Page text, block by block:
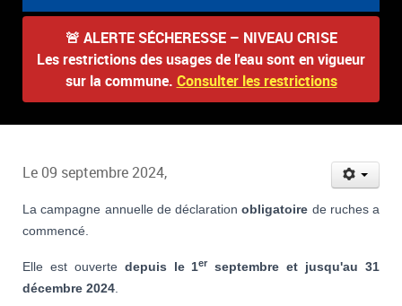
🚨 ALERTE SÉCHERESSE – NIVEAU CRISE
Les restrictions des usages de l'eau sont en vigueur
sur la commune. Consulter les restrictions
Le 09 septembre 2024,
La campagne annuelle de déclarationobligatoire de ruches a
commencé.
Elle est ouverte depuis le 1er
septembre et jusqu'au 31
décembre 2024